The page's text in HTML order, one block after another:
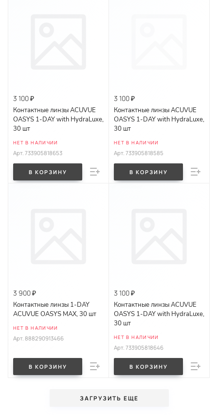
3 100 ₽
Контактные линзы ACUVUE
OASYS 1-DAY with HydraLuxe,
30 шт
НЕТ В НАЛИЧИИ
Арт. 733905818653
В КОРЗИНУ
3 100 ₽
Контактные линзы ACUVUE
OASYS 1-DAY with HydraLuxe,
30 шт
НЕТ В НАЛИЧИИ
Арт. 733905818585
В КОРЗИНУ
3 900 ₽
Контактные линзы 1-DAY
ACUVUE OASYS MAX, 30 шт
НЕТ В НАЛИЧИИ
Арт. 888290913466
В КОРЗИНУ
3 100 ₽
Контактные линзы ACUVUE
OASYS 1-DAY with HydraLuxe,
30 шт
НЕТ В НАЛИЧИИ
Арт. 733905818646
В КОРЗИНУ
ЗАГРУЗИТЬ ЕЩЕ